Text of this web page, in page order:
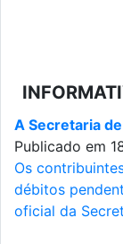
A Secretaria
Publicado em
Os
débitos
oficial da